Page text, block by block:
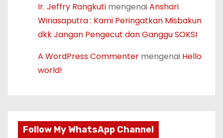
Ir. Jeffry Rangkuti mengenaiAnshari
Wiriasaputra : Kami Peringatkan Misbakun
dkk Jangan Pengecut dan Ganggu SOKSI
A WordPress Commenter mengenai Hello
world!
Follow My WhatsApp Channel